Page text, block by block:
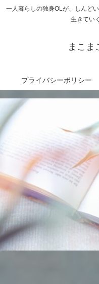
一人暮らしの独身OLが、しんど
生きてい
まこま
プライバシーポリシー